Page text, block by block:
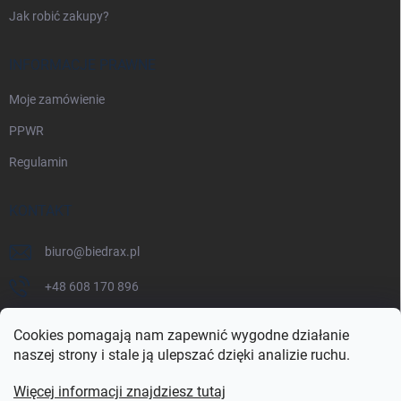
Cookies pomagają nam zapewnić wygodne działanie
naszej strony i stale ją ulepszać dzięki analizie ruchu.
Więcej informacji znajdziesz tutaj
Jak robić zakupy?
INFORMACJE PRAWNE
Moje zamówienie
PPWR
Regulamin
KONTAKT
biuro@biedrax.pl
+48 608 170 896